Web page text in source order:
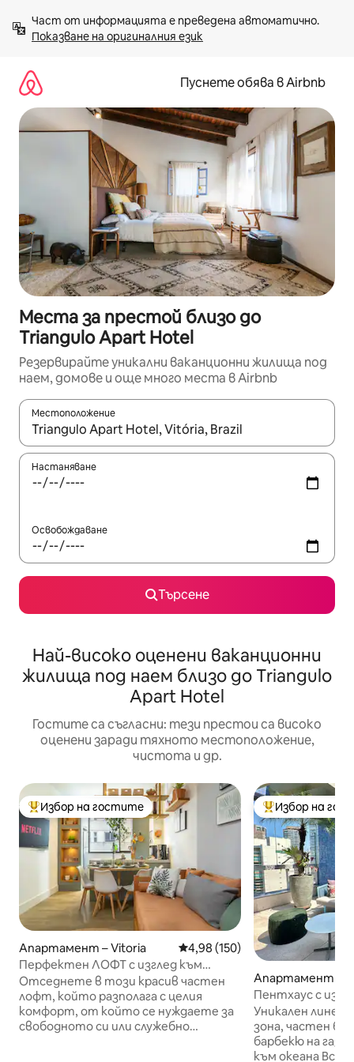
към
съдържанието
Показване на оригиналния език
Пуснете обява в Airbnb
Места за престой близо до
Triangulo Apart Hotel
Резервирайте уникални ваканционни жилища под
наем, домове и още много места в Airbnb
Местоположение
Когато резултатите се покажат, използвайте
Настаняване
Освобождаване
Търсене
Най-високо оценени ваканционни
жилища под наем близо до Triangulo
Apart Hotel
Гостите са съгласни: тези престои са високо
оценени заради тяхното местоположение,
чистота и др.
Най-популярен избор на гостите
Избор на гостите
Апартамент – Vitoria Средна оценка: 4,98 от 5,
4,98 (150)
Перфектен ЛОФТ с изглед към
морето!
Отседнете в този красив частен
лофт, който разполага с целия
комфорт, от който се нуждаете за
свободното си или служебно
Най-популярен
Избор на
Апартамент –
na
Пентхаус с
Енсеада
Уникален
зона, частен
барбекю на газ,
към океана